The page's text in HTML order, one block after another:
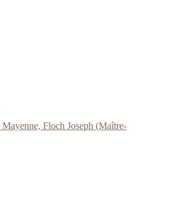
Mayenne, Floch Joseph (Maître-